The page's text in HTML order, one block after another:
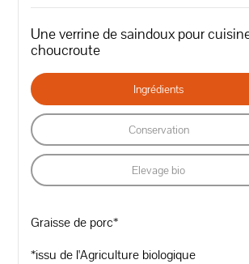
Une verrine de saindoux pour
choucroute
Ingrédients
Conservation
Elevage bio
Graisse de porc*
*issu de l'Agriculture biologique